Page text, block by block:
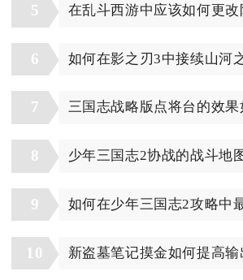
5 在乱斗西游中应该如何更改
6 如何在影之刃3中接续山河
7 三国志战略版点将台的效果
8 少年三国志2协战的战斗地
9
10 新盗墓笔记摸金如何提高输